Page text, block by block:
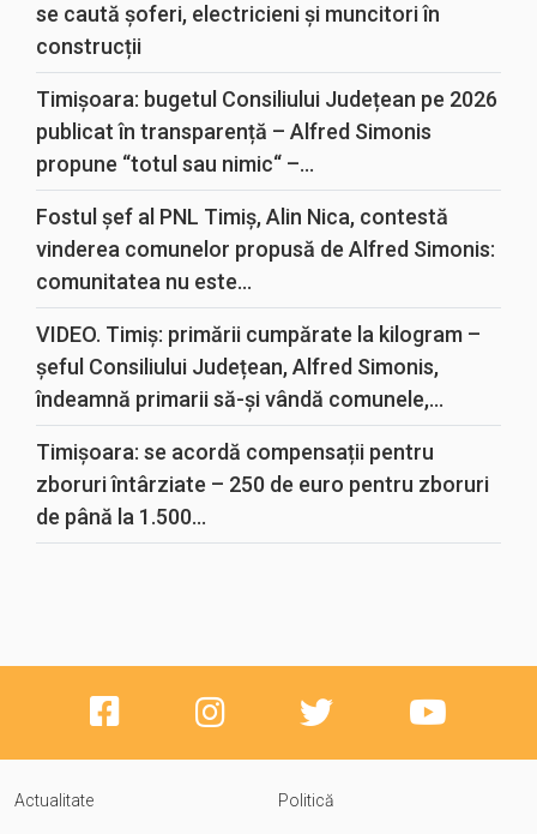
se caută șoferi, electricieni și muncitori în
construcții
Timișoara: bugetul Consiliului Județean pe 2026
publicat în transparență – Alfred Simonis
propune “totul sau nimic“ –...
Fostul șef al PNL Timiș, Alin Nica, contestă
vinderea comunelor propusă de Alfred Simonis:
comunitatea nu este...
VIDEO. Timiș: primării cumpărate la kilogram –
șeful Consiliului Județean, Alfred Simonis,
îndeamnă primarii să-și vândă comunele,...
Timișoara: se acordă compensații pentru
zboruri întârziate – 250 de euro pentru zboruri
de până la 1.500...
Actualitate Politică